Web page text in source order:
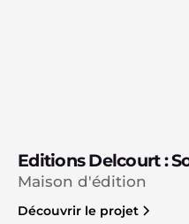
Editions Delcourt :
Maison d'édition
Découvrir le projet